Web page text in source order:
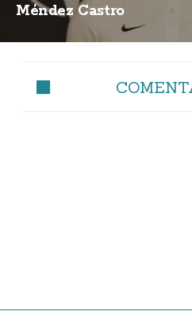
Méndez Castro